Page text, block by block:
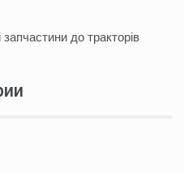
запчастини до тракторів